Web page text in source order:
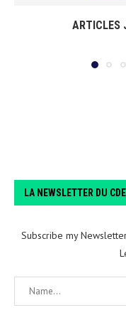
ARTICLES
LA NEWSLETTER DU
Subscribe my